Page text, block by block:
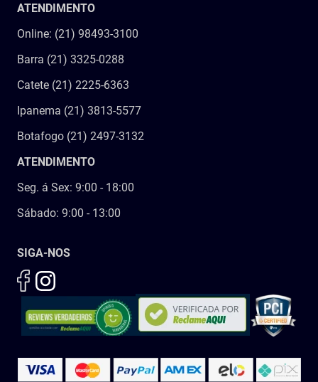
ATENDIMENTO
Online: (21) 98493-3100
Barra (21) 3325-0288
Catete (21) 2225-6363
Ipanema (21) 3813-5577
Botafogo (21) 2497-3132
ATENDIMENTO
Seg. á Sex: 9:00 - 18:00
Sábado: 9:00 - 13:00
SIGA-NOS